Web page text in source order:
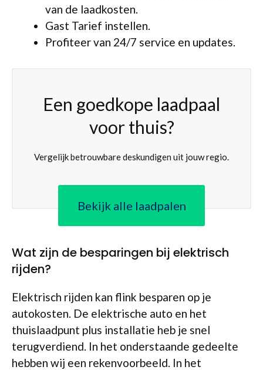
van de laadkosten.
Gast Tarief instellen.
Profiteer van 24/7 service en updates.
Een goedkope laadpaal
voor thuis?
Vergelijk betrouwbare deskundigen uit jouw regio.
Bekijk alle laadpalen
Wat zijn de besparingen bij elektrisch
rijden?
Elektrisch rijden kan flink besparen op je
autokosten. De elektrische auto en het
thuislaadpunt plus installatie heb je snel
terugverdiend. In het onderstaande gedeelte
hebben wij een rekenvoorbeeld. In het